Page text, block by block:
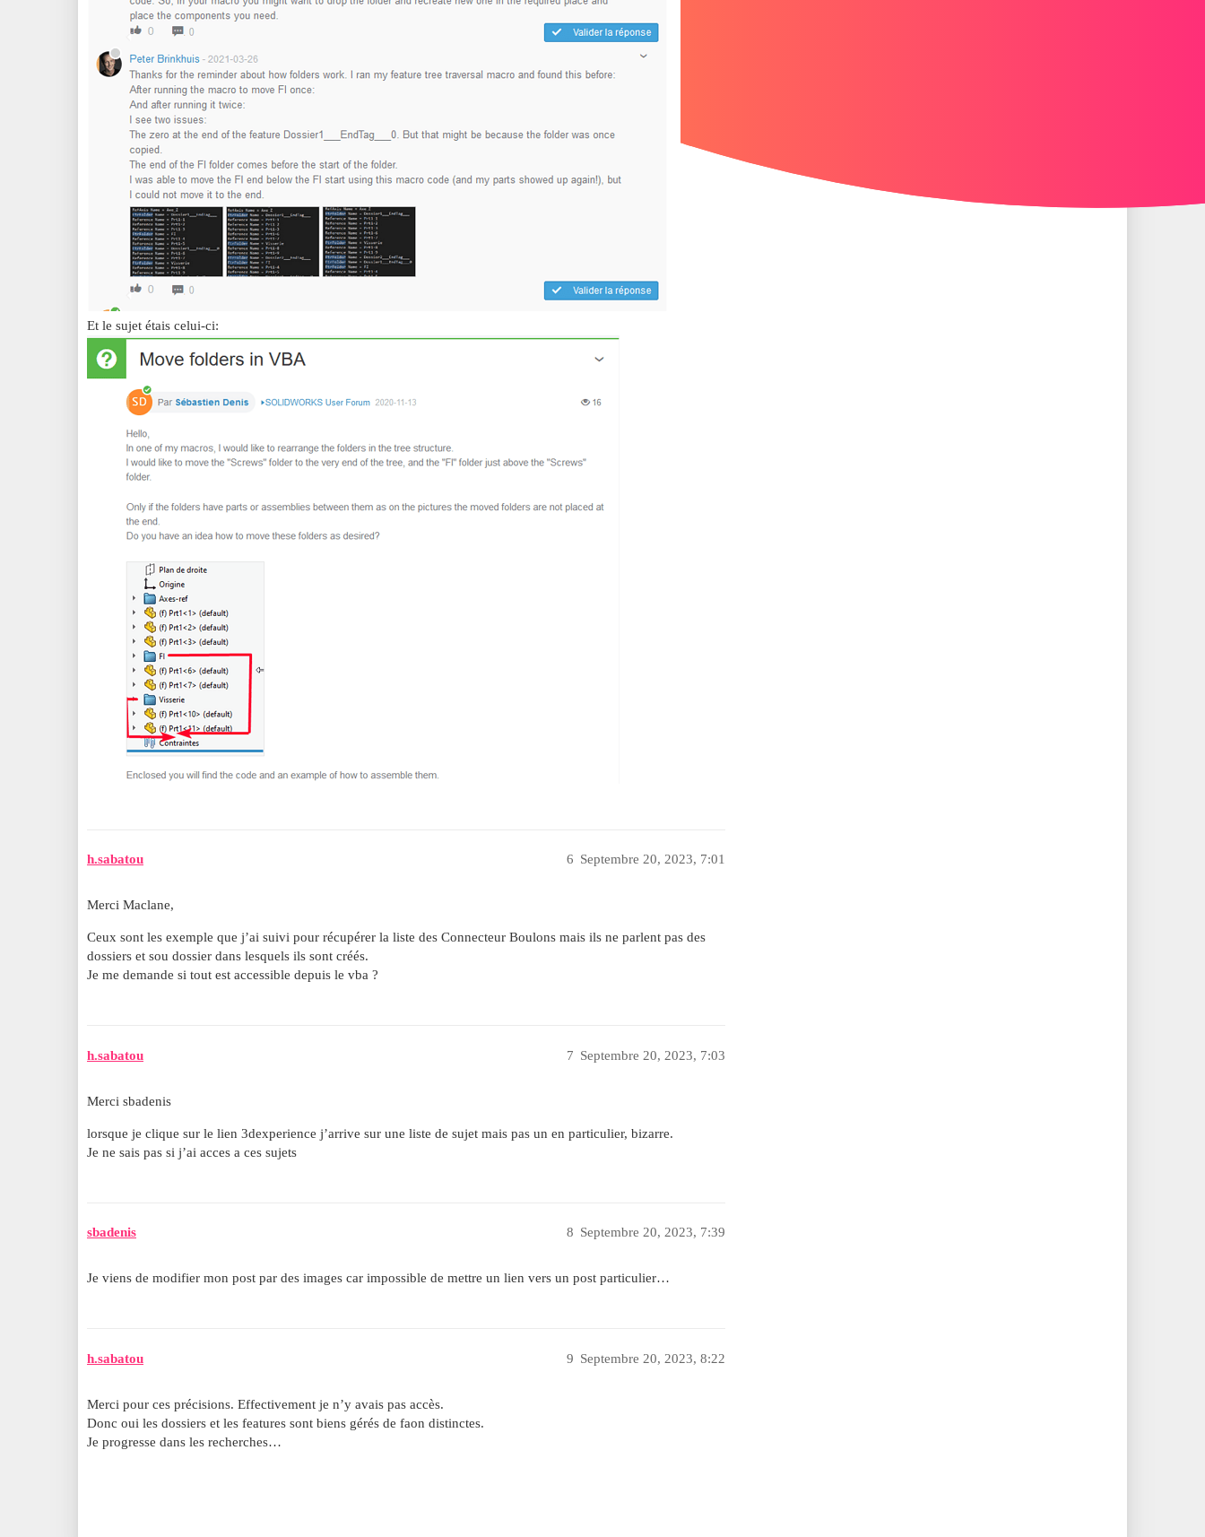
Et le sujet étais celui-ci:
h.sabatou Septembre 20, 2023, 7:01
6
Merci Maclane,
Ceux sont les exemple que j’ai suivi pour récupérer la liste des Connecteur Boulons mais ils ne parlent pas des
dossiers et sou dossier dans lesquels ils sont créés.
Je me demande si tout est accessible depuis le vba ?
h.sabatou Septembre 20, 2023, 7:03
7
Merci sbadenis
lorsque je clique sur le lien 3dexperience j’arrive sur une liste de sujet mais pas un en particulier, bizarre.
Je ne sais pas si j’ai acces a ces sujets
sbadenis Septembre 20, 2023, 7:39
8
Je viens de modifier mon post par des images car impossible de mettre un lien vers un post particulier…
h.sabatou Septembre 20, 2023, 8:22
9
Merci pour ces précisions. Effectivement je n’y avais pas accès.
Donc oui les dossiers et les features sont biens gérés de faon distinctes.
Je progresse dans les recherches…